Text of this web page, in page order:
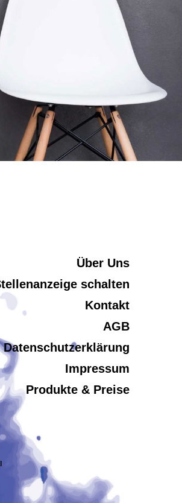
Über Uns
schalten
Kontakt
AGB
Datenschutzerklärung
Impressum
Produkte & Preise